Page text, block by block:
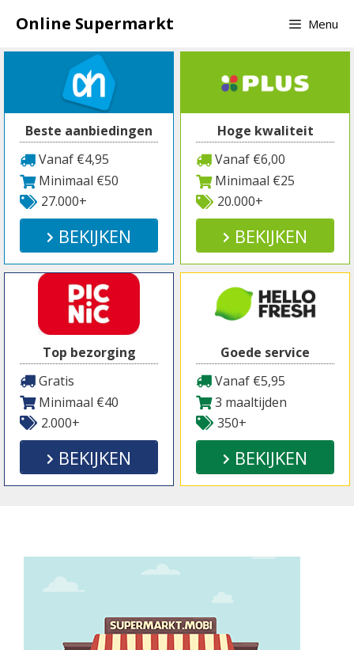
naar
inhoud
Online Supermarkt Menu
Beste aanbiedingen
Vanaf €4,95
Minimaal €50
27.000+
BEKIJKEN
Hoge kwaliteit
Vanaf €6,00
Minimaal €25
20.000+
BEKIJKEN
Top bezorging
Gratis
Minimaal €40
2.000+
BEKIJKEN
Goede service
Vanaf €5,95
3 maaltijden
350+
BEKIJKEN